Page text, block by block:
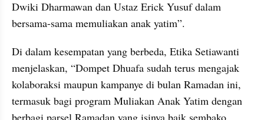
Dwiki Dharmawan dan Ustaz Erick Yusuf dalam
bersama-sama memuliakan anak yatim”.
Di dalam kesempatan yang berbeda, Etika Setiawanti
menjelaskan, “Dompet Dhuafa sudah terus mengajak
kolaboraksi maupun kampanye di bulan Ramadan ini,
termasuk bagi program Muliakan Anak Yatim dengan